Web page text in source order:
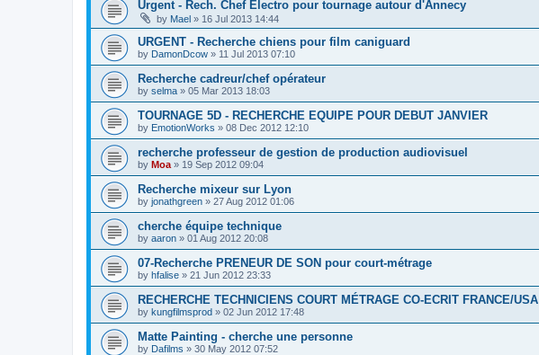
Urgent - Rech. Chef Electro pour tournage autour d'Annecy
by Mael » 16 Jul 2013 14:44
URGENT - Recherche chiens pour film caniguard
by DamonDcow » 11 Jul 2013 07:10
Recherche cadreur/chef opérateur
by selma » 05 Mar 2013 18:03
TOURNAGE 5D - RECHERCHE EQUIPE POUR DEBUT JANVIER
by EmotionWorks » 08 Dec 2012 12:10
recherche professeur de gestion de production audiovisuel
by Moa » 19 Sep 2012 09:04
Recherche mixeur sur Lyon
by jonathgreen » 27 Aug 2012 01:06
cherche équipe technique
by aaron » 01 Aug 2012 20:08
07-Recherche PRENEUR DE SON pour court-métrage
by hfalise » 21 Jun 2012 23:33
RECHERCHE TECHNICIENS COURT MÉTRAGE CO-ECRIT FRANCE/USA
by kungfilmsprod » 02 Jun 2012 17:48
Matte Painting - cherche une personne
by Dafilms » 30 May 2012 07:52